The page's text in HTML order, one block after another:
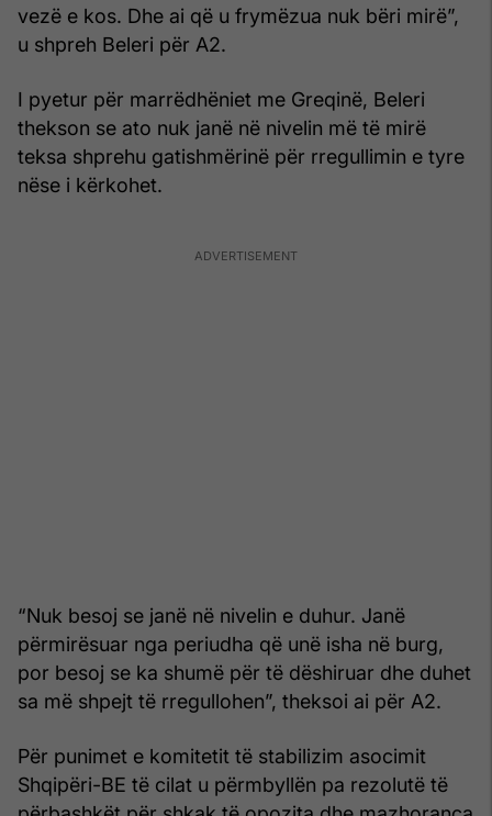
vezë e kos. Dhe ai që u frymëzua nuk bëri mirë”,
u shpreh Beleri për A2.
I pyetur për marrëdhëniet me Greqinë, Beleri
thekson se ato nuk janë në nivelin më të mirë
teksa shprehu gatishmërinë për rregullimin e tyre
nëse i kërkohet.
“Nuk besoj se janë në nivelin e duhur. Janë
përmirësuar nga periudha që unë isha në burg,
por besoj se ka shumë për të dëshiruar dhe duhet
sa më shpejt të rregullohen”, theksoi ai për A2.
Për punimet e komitetit të stabilizim asocimit
Shqipëri-BE të cilat u përmbyllën pa rezolutë të